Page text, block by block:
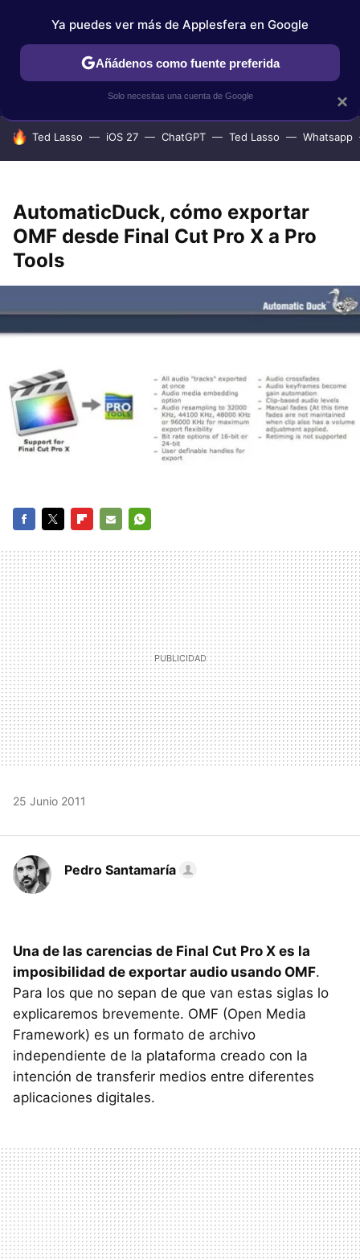
IPHONE TUTORIALES APPLESFERA SELECCIÓN
HOY SE HABLA DE
Ted Lasso iOS 27 ChatGPT Ted Lasso Whatsapp
AutomaticDuck, cómo exportar
OMF desde Final Cut Pro X a Pro
Tools
MAIL
25 Junio 2011
Pedro Santamaría
Una de las carencias de Final Cut Pro X es la
imposibilidad de exportar audio usando OMF.
Para los que no sepan de que van estas siglas lo
explicaremos brevemente. OMF (Open Media
Framework) es un formato de archivo
independiente de la plataforma creado con la
intención de transferir medios entre diferentes
aplicaciones digitales.
×
Ya puedes ver más de Applesfera en Google
Añádenos como fuente preferida
Solo necesitas una cuenta de Google